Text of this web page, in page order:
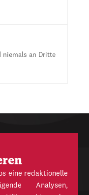
niemals an Dritte
eine redaktionelle
Analysen,